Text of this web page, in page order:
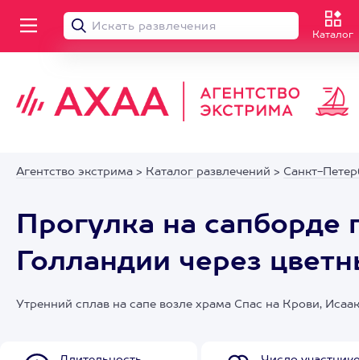
Каталог
Агентство экстрима > Каталог развлечений > Санкт-
Прогулка на
Голландии через
Утренний сплав на сапе возле храма Спас на Крови,